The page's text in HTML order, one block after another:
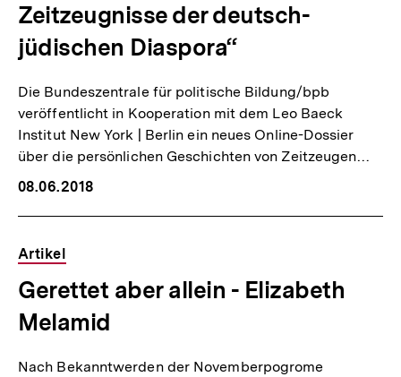
Zeitzeugnisse der deutsch-
jüdischen Diaspora“
Die Bundeszentrale für politische Bildung/bpb
veröffentlicht in Kooperation mit dem Leo Baeck
Institut New York | Berlin ein neues Online-Dossier
über die persönlichen Geschichten von Zeitzeugen…
08.06.2018
Artikel
Gerettet aber allein - Elizabeth
Melamid
Nach Bekanntwerden der Novemberpogrome